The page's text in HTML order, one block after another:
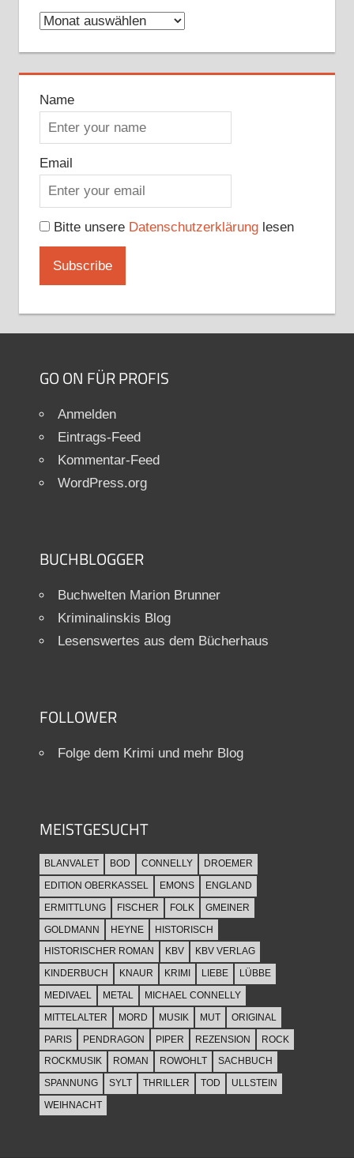
Archive
Name
Email
Bitte unsere Datenschutzerklärunglesen
GO ON FÜR PROFIS
Anmelden
Eintrags-Feed
Kommentar-Feed
WordPress.org
BUCHBLOGGER
Buchwelten Marion Brunner
Kriminalinskis Blog
Lesenswertes aus dem Bücherhaus
FOLLOWER
Folge dem Krimi und mehr Blog
MEISTGESUCHT
BLANVALET BOD CONNELLY
DROEMER
EDITION OBERKASSEL
EMONS
ENGLAND
ERMITTLUNG
FISCHER FOLK
GMEINER
GOLDMANN
HEYNE
HISTORISCH
HISTORISCHER ROMAN
KBV
KBV VERLAG
KINDERBUCH
KNAUR KRIMI LIEBE
LÜBBE
MEDIVAEL
METAL
MICHAEL CONNELLY
MITTELALTER
MORD MUSIK MUT
ORIGINAL
PARIS
PENDRAGON PIPER REZENSION
ROCK
ROCKMUSIK
ROMAN ROWOHLT
SACHBUCH
SPANNUNG
SYLT THRILLER TOD
ULLSTEIN
WEIHNACHT